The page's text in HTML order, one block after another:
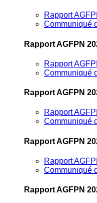
Rapport
Communiqué
Rapport AGFPN
Rapport
Communiqué
Rapport AGFPN
Rapport
Communiqué
Rapport AGFPN
Rapport
Communiqué
Rapport AGFPN